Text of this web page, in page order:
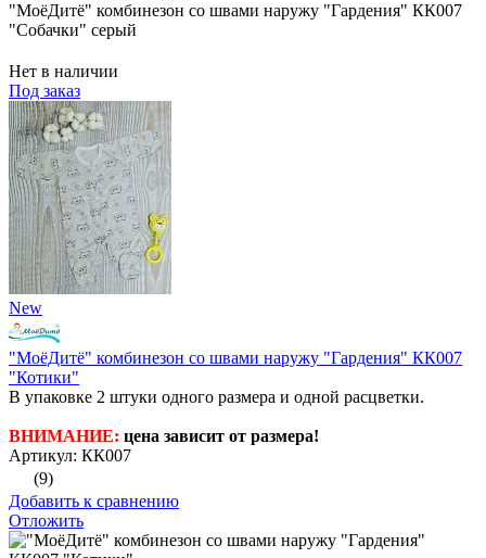
"МоёДитё" комбинезон со швами наружу "Гардения" КК007
"Собачки" серый
Нет в наличии
Под заказ
New
"МоёДитё" комбинезон со швами наружу "Гардения" КК007
"Котики"
В упаковке 2 штуки одного размера и одной расцветки.
ВНИМАНИЕ: цена зависит от размера!
Артикул: КК007
(9)
Добавить к сравнению
Отложить